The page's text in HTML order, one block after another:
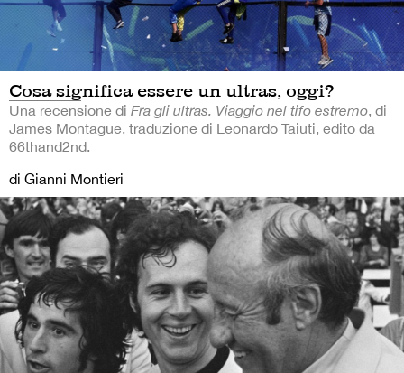
Cosa significa essere un ultras, oggi?
Una recensione di Fra gli ultras. Viaggio nel tifo estremo, di
James Montague, traduzione di Leonardo Taiuti, edito da
66thand2nd.
di Gianni Montieri